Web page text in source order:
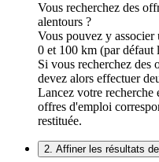
Vous recherchez des
alentours ?
Vous pouvez y
0 et 100 km (par défaut
Si vous recherchez des
devez alors effectuer
Lancez votre recherche
offres d'emploi
restituée.
2. Affiner les résultats